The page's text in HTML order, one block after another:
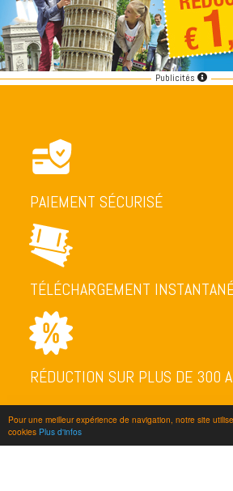
Pour une meilleur expérience de navigation, notre site
cookies Plus d'infos
Publicités
PAIEMENT SÉCURISÉ
TÉLÉCHARGEMENT
RÉDUCTION SUR PLUS DE 300